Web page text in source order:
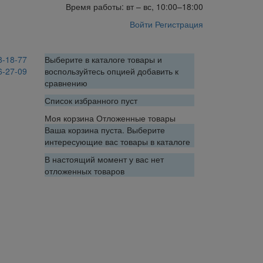
Время работы: вт – вс, 10:00–18:00
Войти Регистрация
18-77
27-09
Выберите в каталоге товары и
воспользуйтесь опцией добавить к
сравнению
Список избранного пуст
Моя корзина Отложенные товары
Ваша корзина пуста. Выберите
интересующие вас товары в каталоге
В настоящий момент у вас нет
отложенных товаров